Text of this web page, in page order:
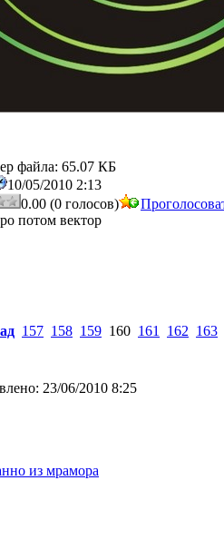
файла: 65.07 КБ
10/05/2010 2:13
0.00 (0 голосов)
потом вектор
157 158 159 160 161 162 163
23/06/2010 8:25
из мрамора